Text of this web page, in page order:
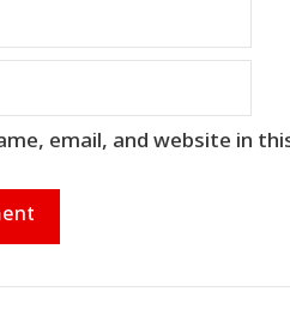
email, and website in